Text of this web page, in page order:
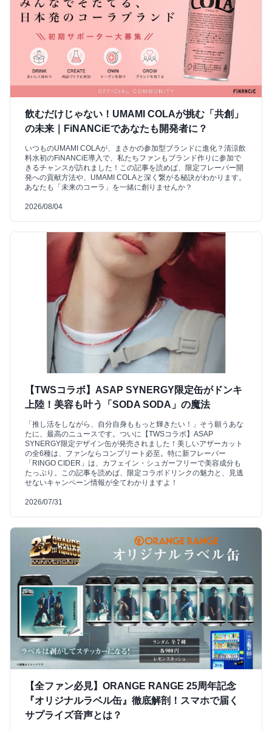
飲むだけじゃない！UMAMI COLAが挑む「共創」
の未来｜FiNANCiEであなたも開発者に？
いつものUMAMI COLAが、まさかの参加型ブランドに進化？清涼飲
料水初のFiNANCiE導入で、私たちファンもブランド作りに参加で
きるチャンスが訪れました！この記事を読めば、限定フレーバー開
発への貢献方法や、UMAMI COLAと深く繋がる秘訣がわかります。
あなたも「未来のコーラ」を一緒に創りませんか？
2026/08/04
【TWSコラボ】ASAP SYNERGY限定缶がドンキ
上陸！美容も叶う「SODA SODA」の魔法
「推し活をしながら、自分自身ももっと輝きたい！」そう願うあな
たに、最高のニュースです。ついに【TWSコラボ】ASAP
SYNERGY限定デザイン缶が発売されました！美しいアザーカット
の全6種は、ファンならコンプリート必至。特に新フレーバー
「RINGO CIDER」は、カフェイン・シュガーフリーで美容成分も
たっぷり。この記事を読めば、限定コラボドリンクの魅力と、見逃
せないキャンペーン情報が全てわかりますよ！
2026/07/31
【全ファン必見】ORANGE RANGE 25周年記念
『オリジナルラベル缶』徹底解剖！スマホで届く
サプライズ音声とは？